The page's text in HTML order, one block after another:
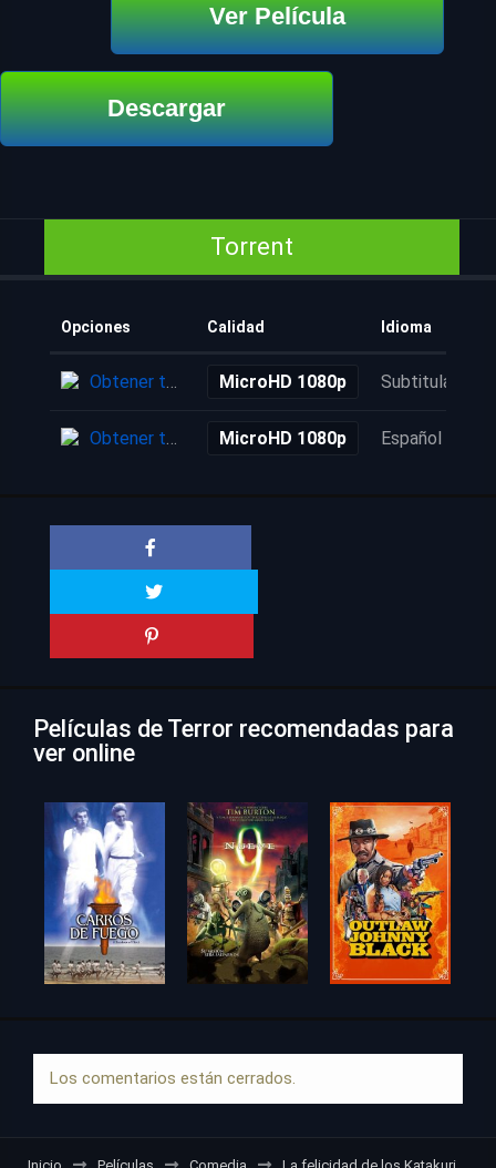
Ver Película
Descargar
Torrent
Opciones Calidad Idioma
Obtener torrent MicroHD 1080p Subtitulada
Obtener torrent MicroHD 1080p Español
Películas de Terror recomendadas para
ver online
Los comentarios están cerrados.